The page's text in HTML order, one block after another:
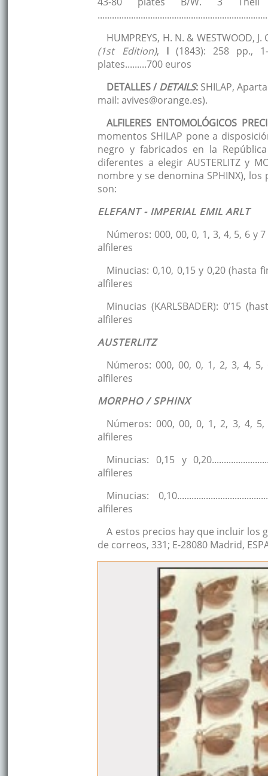
HUMPREYS, H. N. & WESTWOOD,
(1st Edition), I(1843): 258 pp.,
plates.........700 euros
DETALLES /DETAILS: SHILAP,
mail: avives@orange.es).
ALFILERES ENTOMOLÓGICOS
momentos SHILAP pone a
negro y fabricados en la
diferentes a elegir AUSTERLITZ y
nombre y se denomina SPHINX),
son:
ELEFANT - IMPERIAL EMIL ARLT
Números: 000, 00, 0, 1, 3, 4, 5, 6 y
alfileres
Minucias: 0,10, 0,15 y 0,20 (hasta
alfileres
Minucias (KARLSBADER): 0’15
alfileres
AUSTERLITZ
Números: 000, 00, 0, 1, 2, 3, 4, 5,
alfileres
MORPHO / SPHINX
Números: 000, 00, 0, 1, 2, 3, 4, 5,
alfileres
Minucias: 0,15 y
alfileres
Minucias:
alfileres
A estos precios hay que incluir los
de correos, 331; E-28080 Madrid,